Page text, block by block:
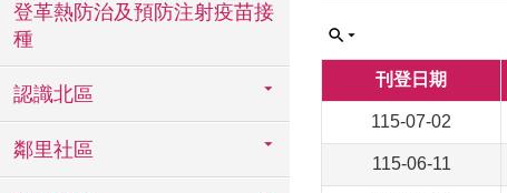
登革熱防治及預防注射疫苗接
種
認識北區
鄰里社區
刊登日期
115-07-02
115-06-11